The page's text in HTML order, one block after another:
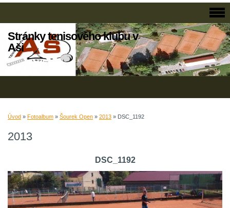
Stránky tenisového klubu v
Aši
Úvod » Fotoalbum » Šourek Open » 2013 » DSC_1192
2013
DSC_1192